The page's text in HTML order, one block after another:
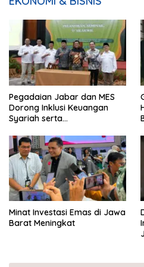
Pegadaian Jabar dan MES
Dorong Inklusi Keuangan
Syariah serta
Minat Investasi Emas di Jawa
Barat Meningkat